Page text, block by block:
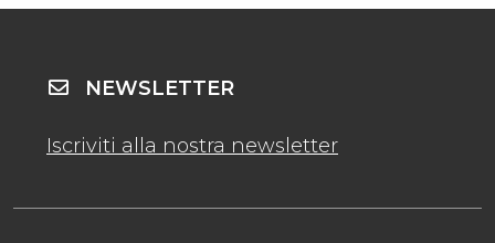
NEWSLETTER
Iscriviti alla nostra newsletter